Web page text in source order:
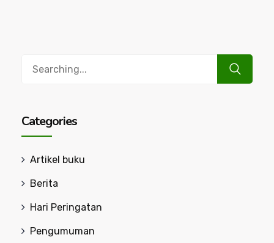
Categories
Artikel buku
Berita
Hari Peringatan
Pengumuman